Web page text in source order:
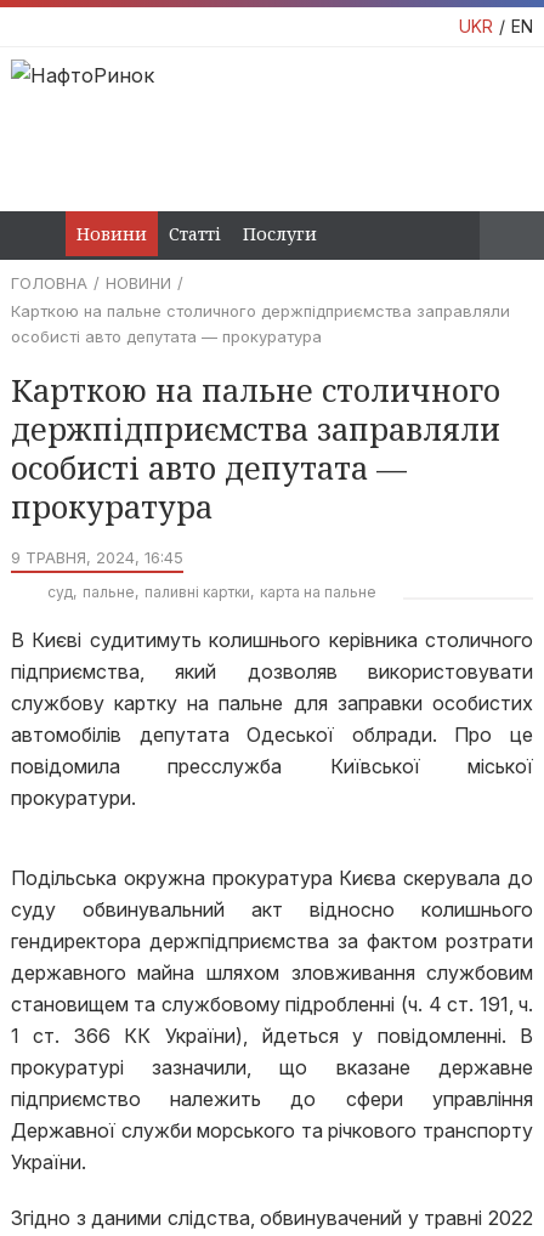
UKR EN
Новини Статті Послуги
ГОЛОВНА
НОВИНИ
Карткою на пальне столичного держпідприємства заправляли
особисті авто депутата — прокуратура
Карткою на пальне столичного
держпідприємства заправляли
особисті авто депутата —
прокуратура
9 ТРАВНЯ, 2024, 16:45
суд пальне паливні картки карта на пальне
В Києві судитимуть колишнього керівника столичного
підприємства, який дозволяв використовувати
службову картку на пальне для заправки особистих
автомобілів депутата Одеської облради. Про це
повідомила пресслужба Київської міської
прокуратури.
Подільська окружна прокуратура Києва скерувала до
суду обвинувальний акт відносно колишнього
гендиректора держпідприємства за фактом розтрати
державного майна шляхом зловживання службовим
становищем та службовому підробленні (ч. 4 ст. 191, ч.
1 ст. 366 КК України), йдеться у повідомленні. В
прокуратурі зазначили, що вказане державне
підприємство належить до сфери управління
Державної служби морського та річкового транспорту
України.
Згідно з даними слідства, обвинувачений у травні 2022